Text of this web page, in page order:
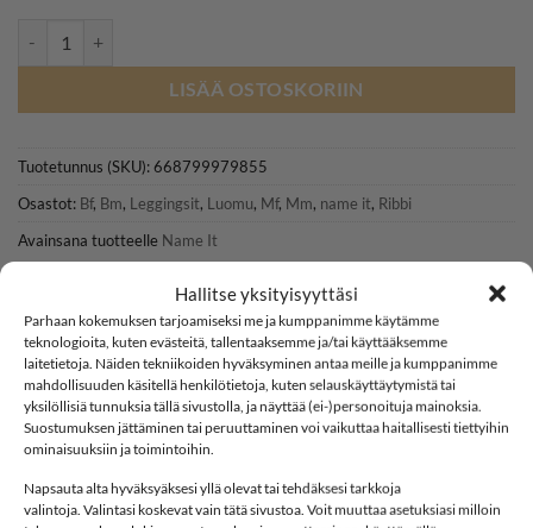
Hallitse yksityisyyttäsi
Parhaan kokemuksen tarjoamiseksi me ja kumppanimme käytämme
teknologioita, kuten evästeitä, tallentaaksemme ja/tai käyttääksemme
laitetietoja. Näiden tekniikoiden hyväksyminen antaa meille ja kumppanimme
mahdollisuuden käsitellä henkilötietoja, kuten selauskäyttäytymistä tai
yksilöllisiä tunnuksia tällä sivustolla, ja näyttää (ei-)personoituja mainoksia.
Suostumuksen jättäminen tai peruuttaminen voi vaikuttaa haitallisesti tiettyihin
ominaisuuksiin ja toimintoihin.
Napsauta alta hyväksyäksesi yllä olevat tai tehdäksesi tarkkoja
valintoja. Valintasi koskevat vain tätä sivustoa. Voit muuttaa asetuksiasi milloin
LISÄÄ OSTOSKORIIN
Tuotetunnus (SKU):668799979855
Osastot: Bf, Bm, Leggingsit, Luomu, Mf, Mm, name it, Ribbi
Avainsana tuotteelle Name It
KUVAUS
LISÄTIEDOT
ARVIOT (0)